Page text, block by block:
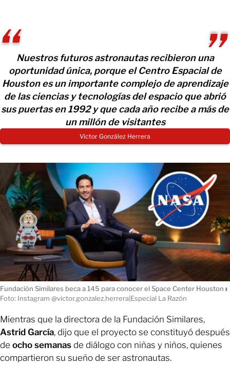
Nuestros futuros astronautas recibieron una
oportunidad única, porque el Centro Espacial de
Houston es un importante complejo de aprendizaje
de las ciencias y tecnologías del espacio que abrió
sus puertas en 1992 y que cada año recibe a más de
un millón de visitantes
Víctor González Herrera
Fundación Similares beca a 145 para conocer el Space Center Houston ı
Foto: Instagram @victor.gonzalez.herrera|Especial La Razón
Mientras que la directora de la Fundación Similares,
Astrid García, dijo que el proyecto se constituyó después
de ocho semanas de diálogo con niñas y niños, quienes
compartieron su sueño de ser astronautas.